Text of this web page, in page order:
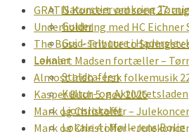
Naturstier omkring
Guider
Guid-selv ture i Haderslev
Lokaler
Staldcaféen
Kultur- og Aktivitetsladen
Lionslokalet
Lokale 4 i Møllerens Bolig
GRATIS Koncert ved søen 27.
Underholdning med HC Eichner
The Boss – Tribute to
Lennart Madsen fortæller –
Almost Irish – Irsk folkemusik
Kasper Buch 5. nov 2026
Mark og Christoffer –
Mark og Christoffer –